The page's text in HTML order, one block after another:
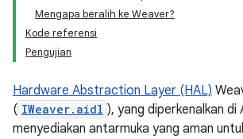
Mengapa beralih ke Weaver?
Kode referensi
Pengujian
Hardware Abstraction Layer (HAL)
( IWeaver.aidl ), yang diperkenalkan di
menyediakan antarmuka yang aman